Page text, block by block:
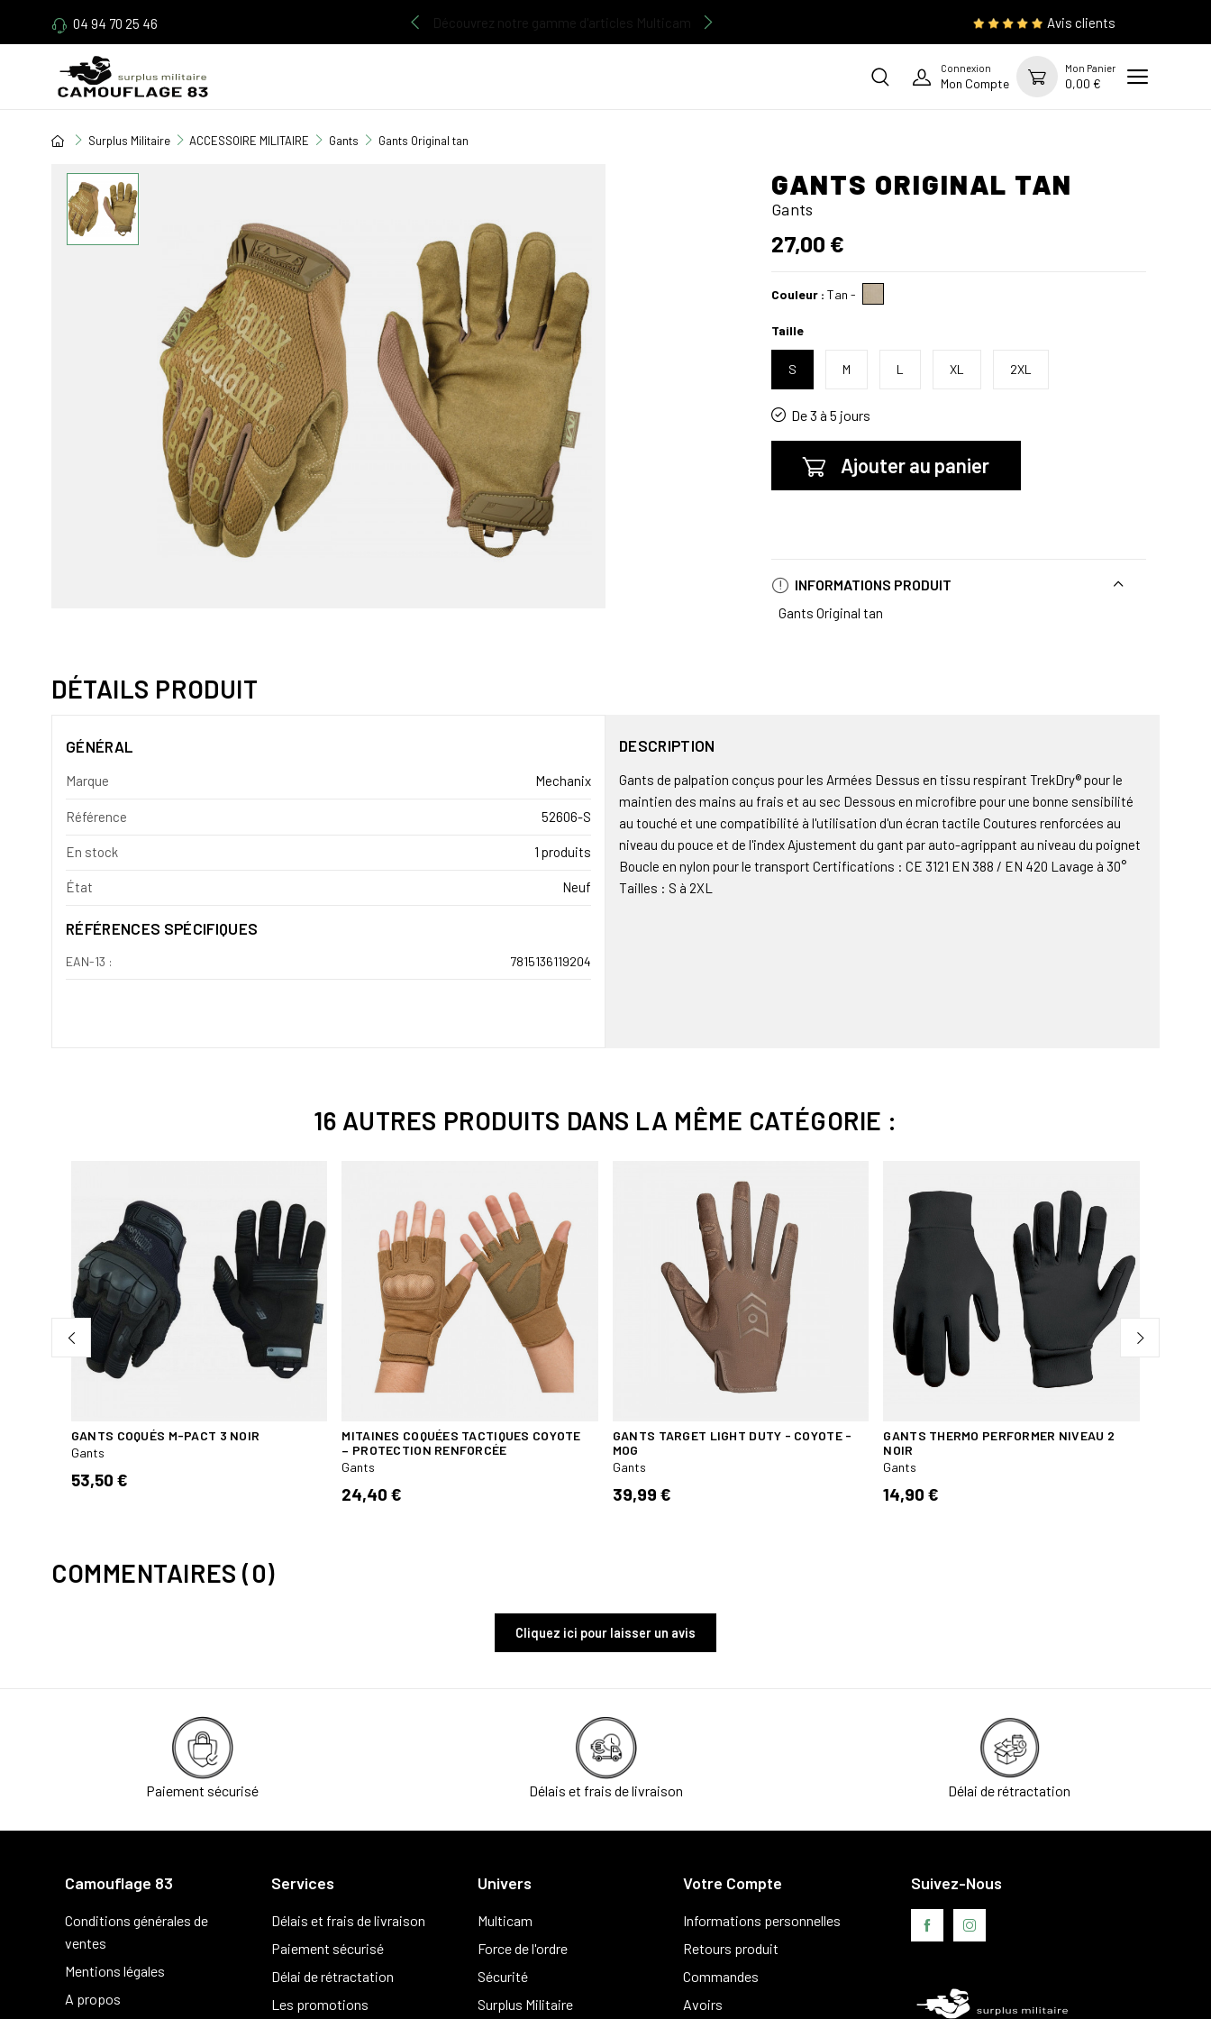
04 94 70 25 46 Découvrez notre gamme d'articles Multicam Avis clients
Connexion
Mon Compte
Mon Panier
0,00 €
Surplus Militaire ACCESSOIRE MILITAIRE Gants Gants Original tan
GANTS ORIGINAL TAN
Gants
27,00 €
Couleur : Tan -
Taille
S M L XL 2XL
De 3 à 5 jours
Ajouter au panier
INFORMATIONS PRODUIT
Gants Original tan
DÉTAILS PRODUIT
GÉNÉRAL
Marque Mechanix
Référence 52606-S
En stock 1 produits
État Neuf
RÉFÉRENCES SPÉCIFIQUES
EAN-13 : 7815136119204
DESCRIPTION
Gants de palpation conçus pour les Armées Dessus en tissu respirant TrekDry® pour le
maintien des mains au frais et au sec Dessous en microfibre pour une bonne sensibilité
au touché et une compatibilité à l'utilisation d'un écran tactile Coutures renforcées au
niveau du pouce et de l'index Ajustement du gant par auto-agrippant au niveau du poignet
Boucle en nylon pour le transport Certifications : CE 3121 EN 388 / EN 420 Lavage à 30°
Tailles : S à 2XL
16 AUTRES PRODUITS DANS LA MÊME CATÉGORIE :
GANTS COQUÉS M-PACT 3 NOIR
Gants
53,50 €
MITAINES COQUÉES TACTIQUES COYOTE
– PROTECTION RENFORCÉE
Gants
24,40 €
GANTS TARGET LIGHT DUTY - COYOTE -
MOG
Gants
39,99 €
GANTS THERMO PERFORMER NIVEAU 2
NOIR
Gants
14,90 €
COMMENTAIRES (0)
Cliquez ici pour laisser un avis
Paiement sécurisé Délais et frais de livraison Délai de rétractation
Camouflage 83
Conditions générales de
ventes
Mentions légales
A propos
Services
Délais et frais de livraison
Paiement sécurisé
Délai de rétractation
Les promotions
Univers
Multicam
Force de l'ordre
Sécurité
Surplus Militaire
Votre Compte
Informations personnelles
Retours produit
Commandes
Avoirs
Suivez-Nous